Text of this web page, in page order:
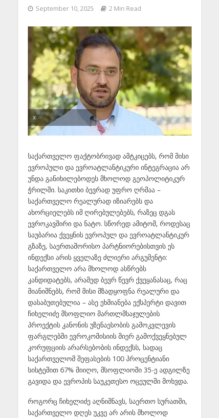
September 10, 2025 2 Min Read
x
საქართველო ფაქტობრივად ამტკიცებს, რომ მისი
ევროპული და ევროატლანტიკური ინტეგრაცია არ
უნდა განიხილებოდეს მხოლოდ გეოპოლიტიკურ
ჭრილში. საკითხი ბევრად უფრო ღრმაა –
საქართველო რეალურად იზიარებს და
ახორციელებს იმ ღირებულებებს, რაზეც დგას
ევროკავშირი და ნატო. სწორედ ამიტომ, როდესაც
საუბარია ქვეყნის ევროპულ და ევროატლანტიკურ
გზაზე, საერთაშორისო პარტნიორებისთვის ეს
ინდექსი არის ყველაზე ძლიერი არგუმენტი:
საქართველო არა მხოლოდ ასწრებს
კანდიდატებს, არამედ ბევრ წევრ ქვეყანასაც, რაც
მიანიშნებს, რომ მისი მზადყოფნა რეალური და
დასაბუთებულია – ასე ეხმიანება ექსპერტი დავით
ჩიხელიძე მსოფლიო მართლმსაჯულების
პროექტის კანონის უზენაესობის გამოკვლევის
ფარგლებში ევროკომისიის მიერ გამოქვეყნებულ
კორუფციის არარსებობის ინდექსს, სადაც
საქართველომ შეფასების 100 პროცენტიანი
სისტემით 67% მიიღო, მსოფლიოში 35-ე ადგილზე
გავიდა და ევროპის საუკეთესო ოცეულში მოხვდა.
როგორც ჩიხელიძე აღნიშნავს, საერთო სურათში,
საქართველო დღეს უკვე არ არის მხოლოდ